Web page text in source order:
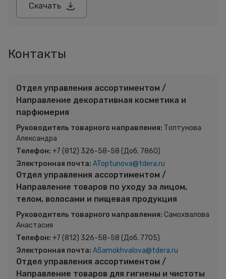
Скачать
Контакты
Отдел управления ассортиментом /
Направление декоративная косметика и
парфюмерия
Руководитель товарного направления: Топтунова
Александра
Телефон: +7 (812) 326-58-58 (Доб. 7860)
Электронная почта: AToptunova@tdera.ru
Отдел управления ассортиментом /
Направление товаров по уходу за лицом,
телом, волосами и пищевая продукция
Руководитель товарного направления: Самохвалова
Анастасия
Телефон: +7 (812) 326-58-58 (Доб. 7705)
Электронная почта: ASamokhvalova@tdera.ru
Отдел управления ассортиментом /
Направление товаров для гигиены и чистоты